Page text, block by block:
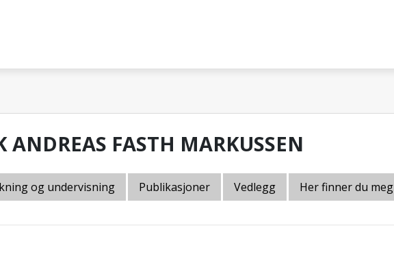
ANDREAS FASTH MARKUSSEN
og undervisning Publikasjoner Vedlegg Her finner du meg